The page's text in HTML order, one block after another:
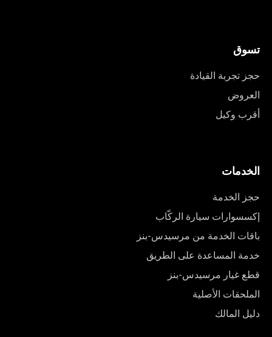
تسوق
حجز تجربة القيادة
العروض
أقرب وكيل
الخدمات
حجز الخدمة
إكسسوارات سيارة الركّاب
باقات الخدمة من مرسيدس-بنز
خدمة المساعدة على الطريق
قطع غيار مرسيدس-بنز
الملحقات الأصلية
دليل المالك